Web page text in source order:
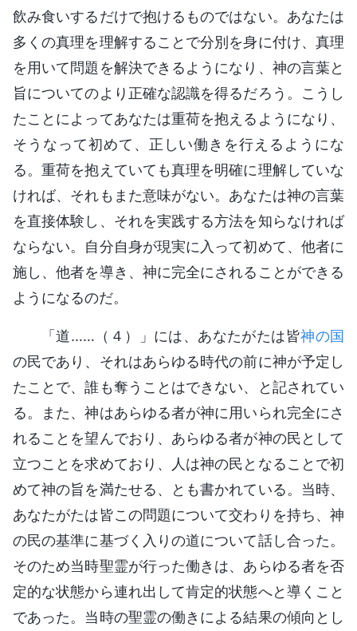
飲み食いするだけで抱けるものではない。あなたは
多くの真理を理解することで分別を身に付け、真理
を用いて問題を解決できるようになり、神の言葉と
旨についてのより正確な認識を得るだろう。こうし
たことによってあなたは重荷を抱えるようになり、
そうなって初めて、正しい働きを行えるようにな
る。重荷を抱えていても真理を明確に理解していな
ければ、それもまた意味がない。あなたは神の言葉
を直接体験し、それを実践する方法を知らなければ
ならない。自分自身が現実に入って初めて、他者に
施し、他者を導き、神に完全にされることができる
ようになるのだ。
「道……（４）」には、あなたがたは皆神の国
の民であり、それはあらゆる時代の前に神が予定し
たことで、誰も奪うことはできない、と記されてい
る。また、神はあらゆる者が神に用いられ完全にさ
れることを望んでおり、あらゆる者が神の民として
立つことを求めており、人は神の民となることで初
めて神の旨を満たせる、とも書かれている。当時、
あなたがたは皆この問題について交わりを持ち、神
の民の基準に基づく入りの道について話し合った。
そのため当時聖霊が行った働きは、あらゆる者を否
定的な状態から連れ出して肯定的状態へと導くこと
であった。当時の聖霊の働きによる結果の傾向とし